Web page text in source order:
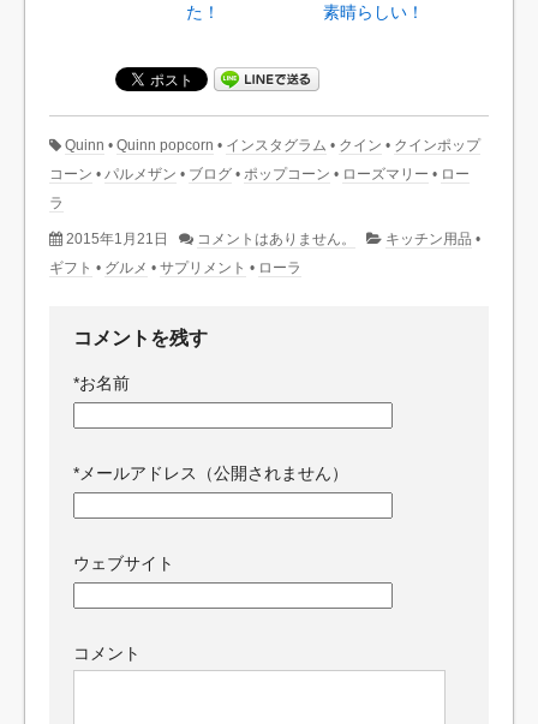
た！
素晴らしい！
Quinn • Quinn popcorn • インスタグラム • クイン • クインポップ
コーン • パルメザン • ブログ • ポップコーン • ローズマリー • ロー
ラ
2015年1月21日 コメントはありません。 キッチン用品 •
ギフト • グルメ • サプリメント • ローラ
コメントを残す
*お名前
* メールアドレス（公開されません）
ウェブサイト
コメント